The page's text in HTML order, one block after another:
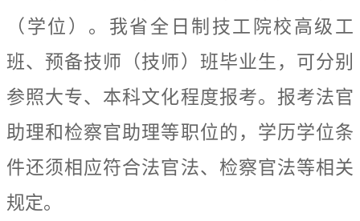
（学位）。 我省全日制技工院校高级工
班、预备技师（技师）班毕业生，可分别
参照大专、本科文化程度报考。报考法官
助理和检察官助理等职位的，学历学位条
件还须相应符合法官法、检察官法等相关
规定。